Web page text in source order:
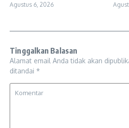
Agustus 6, 2026
Tinggalkan Balasan
Alamat email Anda tidak akan
ditandai *